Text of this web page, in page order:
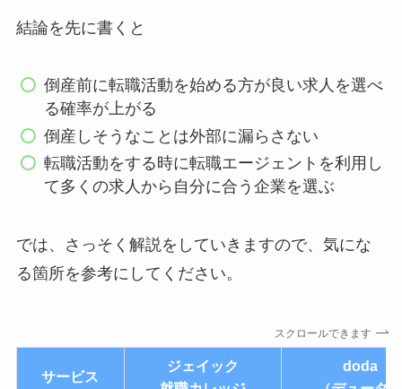
結論を先に書くと
倒産前に転職活動を始める方が良い求人を選べ
る確率が上がる
倒産しそうなことは外部に漏らさない
転職活動をする時に転職エージェントを利用し
て多くの求人から自分に合う企業を選ぶ
では、さっそく解説をしていきますので、気にな
る箇所を参考にしてください。
スクロールできます
サービス
ジェイック
doda